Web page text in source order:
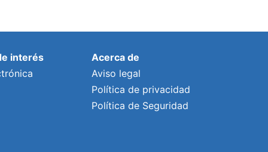
interés
Acerca de
Aviso legal
Política de privacidad
Política de Seguridad